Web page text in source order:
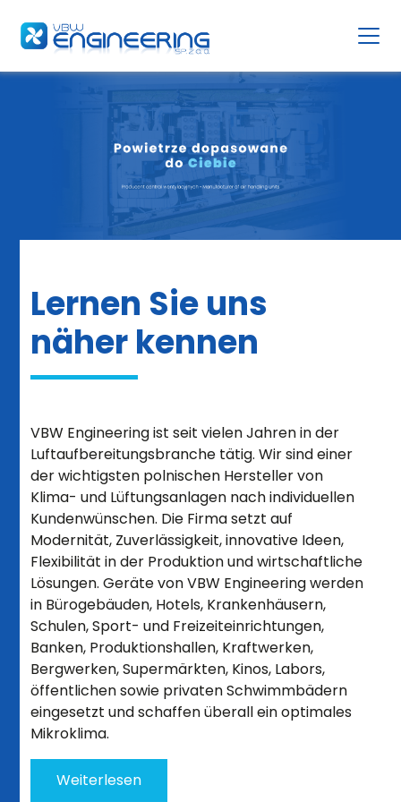
Lernen Sie uns
näher kennen
VBW Engineering ist seit vielen Jahren in der
Luftaufbereitungsbranche tätig. Wir sind einer
der wichtigsten polnischen Hersteller von
Klima- und Lüftungsanlagen nach individuellen
Kundenwünschen. Die Firma setzt auf
Modernität, Zuverlässigkeit, innovative Ideen,
Flexibilität in der Produktion und wirtschaftliche
Lösungen. Geräte von VBW Engineering werden
in Bürogebäuden, Hotels, Krankenhäusern,
Schulen, Sport- und Freizeiteinrichtungen,
Banken, Produktionshallen, Kraftwerken,
Bergwerken, Supermärkten, Kinos, Labors,
öffentlichen sowie privaten Schwimmbädern
eingesetzt und schaffen überall ein optimales
Mikroklima.
Weiterlesen